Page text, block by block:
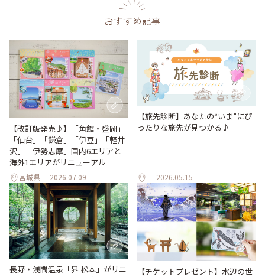
おすすめ記事
【改訂版発売♪】「角館・盛岡」
「仙台」「鎌倉」「伊豆」「軽井
沢」「伊勢志摩」国内6エリアと
海外1エリアがリニューアル
宮城県 2026.07.09
【旅先診断】あなたの“いま”にぴ
ったりな旅先が見つかる♪
2026.05.15
長野・浅間温泉「界 松本」がリニ
【チケットプレゼント】水辺の世